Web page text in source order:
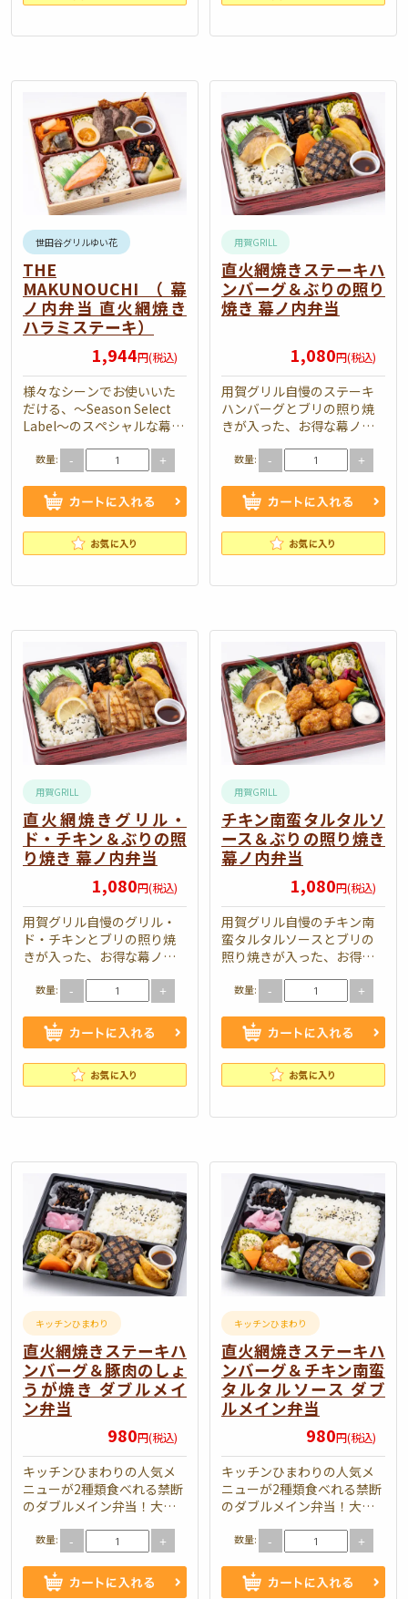
世田谷グリルゆい花
THE
MAKUNOUCHI（幕
ノ内弁当 直火網焼き
ハラミステーキ）
1,944円(税込)
様々なシーンでお使いいた
だける、～Season Select
Label～のスペシャルな幕ノ
火網焼きハラミステーキを
はじめ、色とりどりの…
数量: - +
用賀GRILL
直火網焼きステーキハ
ンバーグ＆ぶりの照り
焼き 幕ノ内弁当
1,080円(税込)
用賀グリル自慢のステーキ
ハンバーグとブリの照り焼
きが入った、お得な幕ノ内
富に入っていて、様々なシ
ーンでお使いいただけま
す。 弁当内容：…
数量: - +
用賀GRILL
直火網焼きグリル・
ド・チキン＆ぶりの照
り焼き 幕ノ内弁当
1,080円(税込)
用賀グリル自慢のグリル・
ド・チキンとブリの照り焼
きが入った、お得な幕ノ内
に入っていて、様々なシー
ンでお使いいただけます。
弁当内容： …
数量: - +
用賀GRILL
チキン南蛮タルタルソ
ース＆ぶりの照り焼き
幕ノ内弁当
1,080円(税込)
用賀グリル自慢のチキン南
蛮タルタルソースとブリの
照り焼きが入った、お得な
せも豊富に入っていて、
様々なシーンでお使いいた
だけます。 弁当…
数量: - +
キッチンひまわり
直火網焼きステーキハ
ンバーグ＆豚肉のしょ
うが焼き ダブルメイ
ン弁当
980円(税込)
キッチンひまわりの人気メ
ニューが2種類食べれる禁断
のダブルメイン弁当！大人
ちらも人気の豚肉のしょう
が焼きが入った究極のコラ
ボ弁当です。キ…
数量: - +
キッチンひまわり
直火網焼きステーキハ
ンバーグ＆チキン南蛮
タルタルソース ダブ
ルメイン弁当
980円(税込)
キッチンひまわりの人気メ
ニューが2種類食べれる禁断
のダブルメイン弁当！大人
ちらも人気のチキン南蛮が
入った究極のコラボ弁当で
す。キッチンひ…
数量: - +